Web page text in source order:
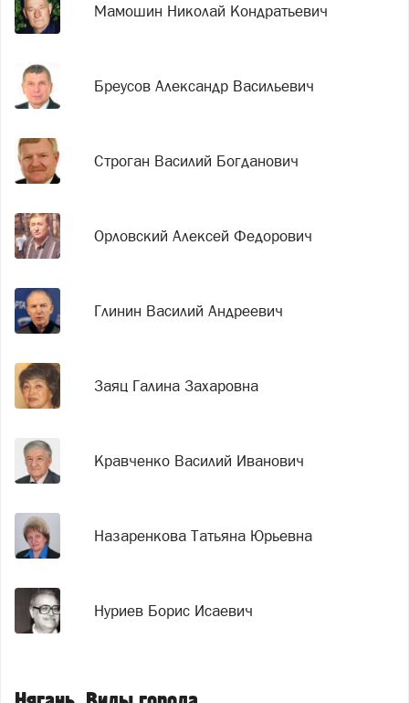
Мамошин Николай Кондратьевич
Бреусов Александр Васильевич
Строган Василий Богданович
Орловский Алексей Федорович
Глинин Василий Андреевич
Заяц Галина Захаровна
Кравченко Василий Иванович
Назаренкова Татьяна Юрьевна
Нуриев Борис Исаевич